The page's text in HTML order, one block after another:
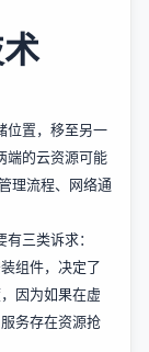
位置，移至另一
端的云资源可能
理流程、网络通
三类诉求：
组件，决定了
因为如果在虚
务存在资源抢